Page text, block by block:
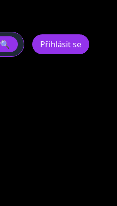
🔍 Přihlásit se